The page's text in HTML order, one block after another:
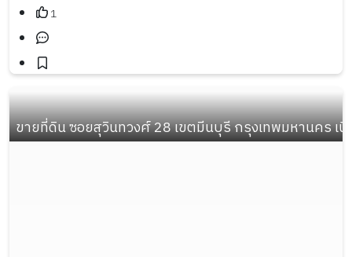
1
ขายที่ดิน ซอยสุวินทวงศ์ 28 เขตมีนบุรี กรุงเทพมหานคร เ